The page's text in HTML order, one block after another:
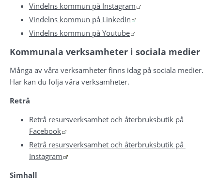
Vindelns kommun på Instagram
Vindelns kommun på LinkedIn
Vindelns kommun på Youtube
Kommunala verksamheter i sociala medier
Många av våra verksamheter finns idag på sociala medier.
Här kan du följa våra verksamheter.
Retrå
Retrå resursverksamhet och återbruksbutik på
Facebook
Retrå resursverksamhet och återbruksbutik på
Instagram
Simhall